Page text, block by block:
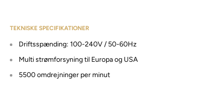
TEKNISKE SPECIFIKATIONER
Driftsspænding: 100-240V / 50-60Hz
Multi strømforsyning til Europa og USA
5500 omdrejninger per minut